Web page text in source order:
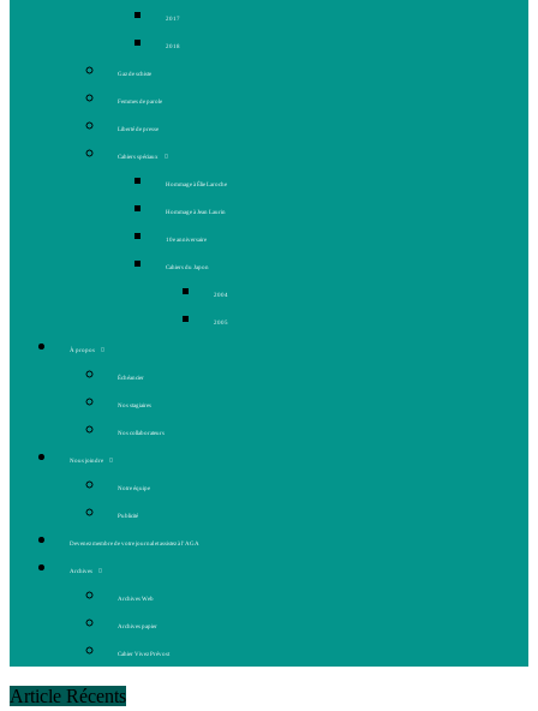
2017
2018
Gaz de schiste
Femmes de parole
Liberté de presse
Cahiers spéciaux
Hommage à Élie Laroche
Hommage à Jean Laurin
10e anniversaire
Cahiers du Japon
2004
2005
À propos
Échéancier
Nos stagiaires
Nos collaborateurs
Nous joindre
Notre équipe
Publicité
Devenez membre de votre journal et assistez à l’AGA
Archives
Archives Web
Archives papier
Cahier Vivez Prévost
Article Récents